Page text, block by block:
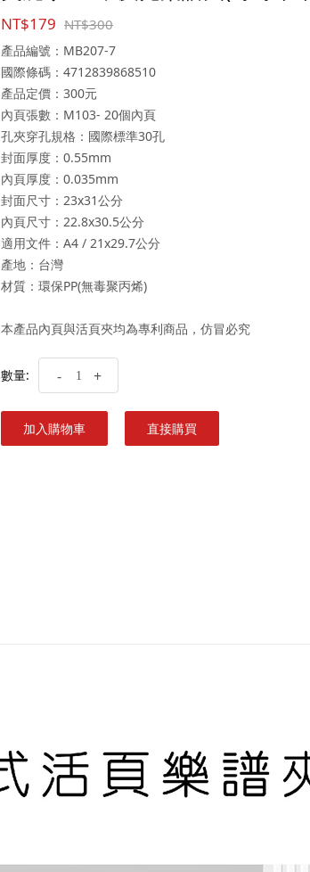
NT$179 NT$300
產品編號：MB207-7
國際條碼：4712839868510
產品定價：300元
內頁張數：M103- 20個內頁
孔夾穿孔規格：國際標準30孔
封面厚度：0.55mm
內頁厚度：0.035mm
封面尺寸：23x31公分
內頁尺寸：22.8x30.5公分
適用文件：A4 / 21x29.7公分
產地：台灣
材質：環保PP(無毒聚丙烯)
本產品內頁與活頁夾均為專利商品，仿冒必究
數量: - +
加入購物車 直接購買